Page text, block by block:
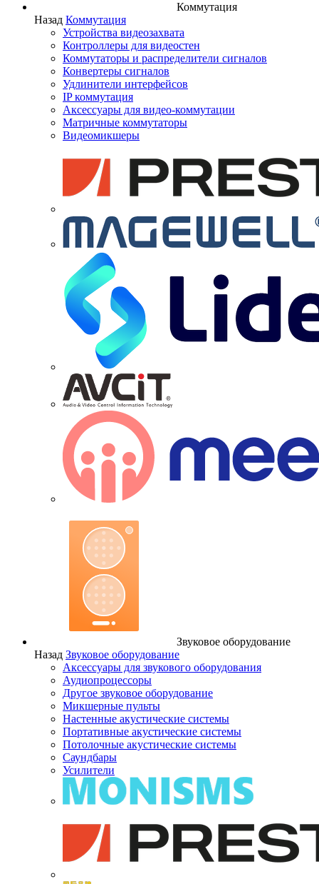
Коммутация
Назад Коммутация
Устройства видеозахвата
Контроллеры для видеостен
Коммутаторы и распределители сигналов
Конвертеры сигналов
Удлинители интерфейсов
IP коммутация
Аксессуары для видео-коммутации
Матричные коммутаторы
Видеомикшеры
Звуковое оборудование
Назад Звуковое оборудование
Аксессуары для звукового оборудования
Аудиопроцессоры
Другое звуковое оборудование
Микшерные пульты
Настенные акустические системы
Портативные акустические системы
Потолочные акустические системы
Саундбары
Усилители